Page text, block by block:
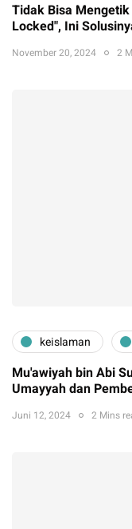
Tidak Bisa
Locked", Ini
November 20, 2024 2
keislaman
Mu'awiyah bin Abi
Umayyah dan
Juni 12, 2024 2 Mins